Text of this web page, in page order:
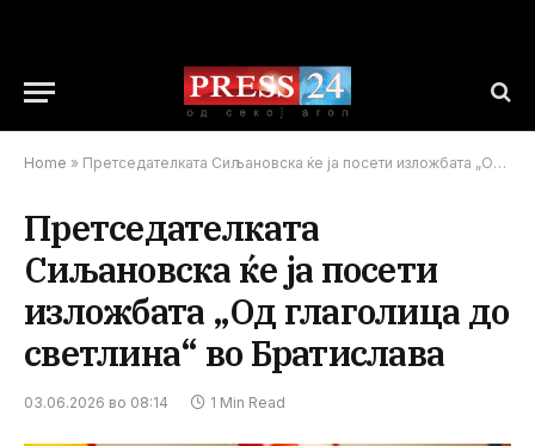
Home » Претседателката Сиљановска ќе ја посети изложбата „Од глаголица до светлина“ во Братислава
Претседателката
Сиљановска ќе ја посети
изложбата „Од глаголица до
светлина“ во Братислава
03.06.2026 во 08:14 1 Min Read